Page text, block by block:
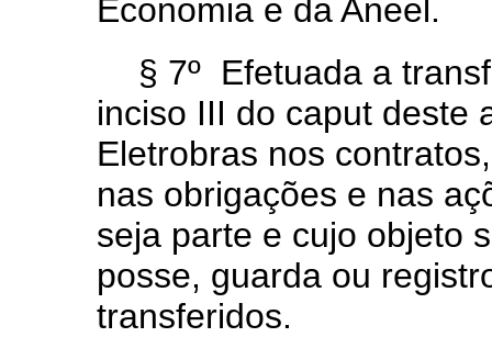
Economia e da Aneel.
§ 7º Efetuada a
inciso III do caput deste
Eletrobras nos
nas obrigações e nas
seja parte e cujo objeto
posse, guarda ou
transferidos.